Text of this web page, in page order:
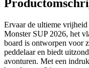
Ervaar de ultieme
Monster SUP 2026, het
board is ontworpen voor
peddelaar en biedt
avonturen. Met een